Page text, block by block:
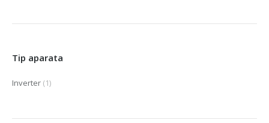
Tip aparata
Inverter (1)